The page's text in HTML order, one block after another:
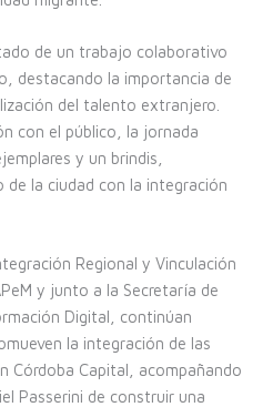
de un trabajo colaborativo
destacando la importancia de
del talento extranjero.
con el público, la jornada
y un brindis,
de la ciudad con la integración
Regional y Vinculación
y junto a la Secretaría de
Digital, continúan
la integración de las
Córdoba Capital, acompañando
Passerini de construir una